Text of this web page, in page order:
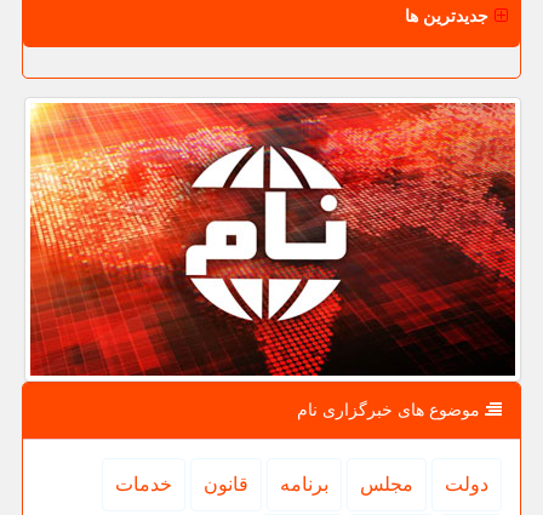
جدیدترین ها
موضوع های خبرگزاری نام
دولت مجلس برنامه قانون خدمات